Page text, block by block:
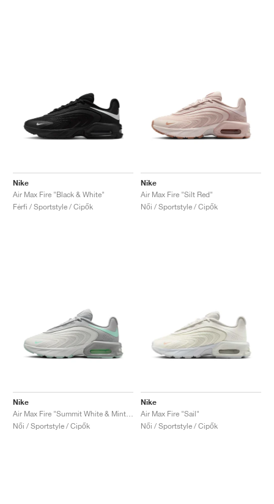
Nike
Air Max Fire "Black & White"
Férfi / Sportstyle / Cipők
Nike
Air Max Fire "Silt Red"
Női / Sportstyle / Cipők
Nike
Női / Sportstyle / Cipők
Nike
Air Max Fire "Sail"
Női / Sportstyle / Cipők